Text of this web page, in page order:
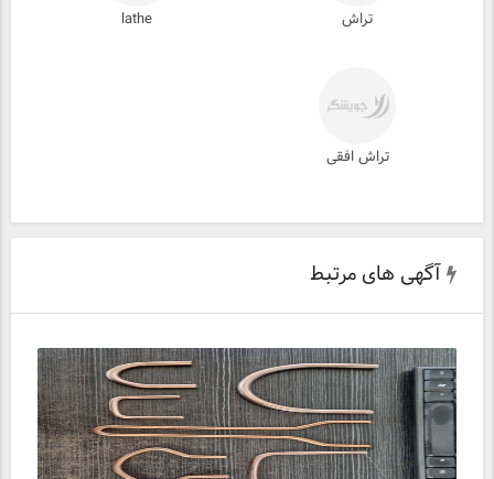
تراش lathe
تراش افقی
آگهی های مرتبط